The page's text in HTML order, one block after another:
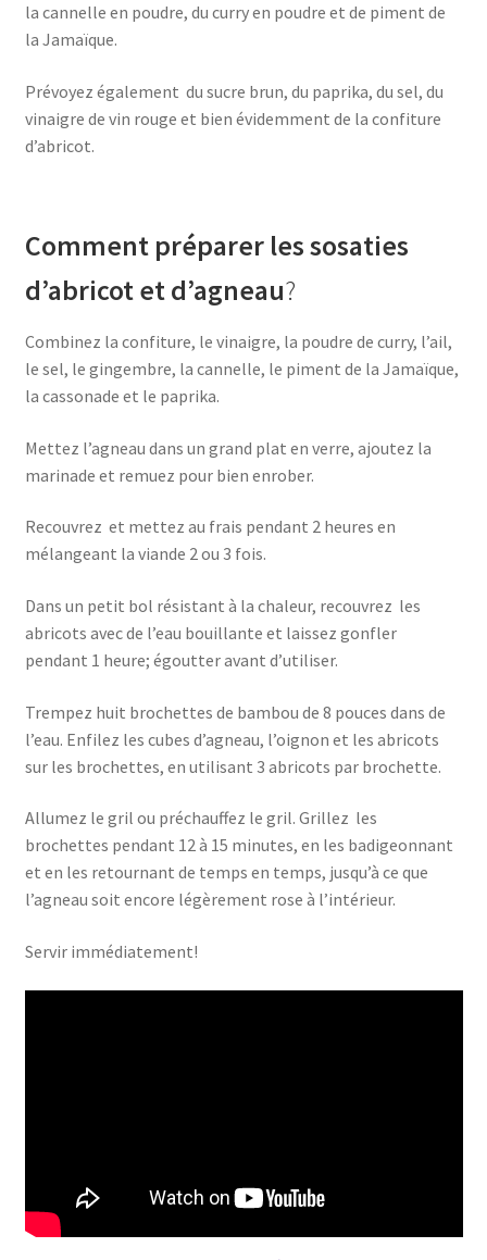
la cannelle en poudre, du curry en poudre et de piment de
la Jamaïque.
Prévoyez également du sucre brun, du paprika, du sel, du
vinaigre de vin rouge et bien évidemment de la confiture
d’abricot.
Comment préparer les sosaties
d’abricot et d’agneau?
Combinez la confiture, le vinaigre, la poudre de curry, l’ail,
le sel, le gingembre, la cannelle, le piment de la Jamaïque,
la cassonade et le paprika.
Mettez l’agneau dans un grand plat en verre, ajoutez la
marinade et remuez pour bien enrober.
Recouvrez et mettez au frais pendant 2 heures en
mélangeant la viande 2 ou 3 fois.
Dans un petit bol résistant à la chaleur, recouvrez les
abricots avec de l’eau bouillante et laissez gonfler
pendant 1 heure; égoutter avant d’utiliser.
Trempez huit brochettes de bambou de 8 pouces dans de
l’eau. Enfilez les cubes d’agneau, l’oignon et les abricots
sur les brochettes, en utilisant 3 abricots par brochette.
Allumez le gril ou préchauffez le gril. Grillez les
brochettes pendant 12 à 15 minutes, en les badigeonnant
et en les retournant de temps en temps, jusqu’à ce que
l’agneau soit encore légèrement rose à l’intérieur.
Servir immédiatement!